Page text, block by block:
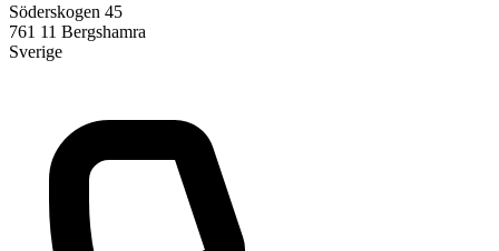
Söderskogen 45
761 11 Bergshamra
Sverige